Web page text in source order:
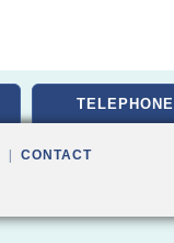
TELEPHONE
CONTACT